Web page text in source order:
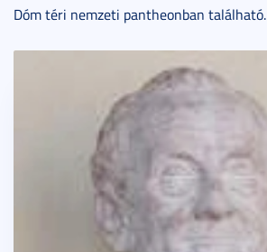
Dóm téri nemzeti pantheonban található.